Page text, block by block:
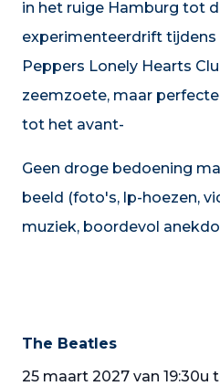
in het ruige Hamburg tot
experimenteerdrift tijdens
Peppers Lonely Hearts
zeemzoete, maar
tot het avant-
Geen droge bedoening
beeld (foto's, lp-hoezen,
muziek, boordevol
The Beatles
25 maart 2027 van 19:30u